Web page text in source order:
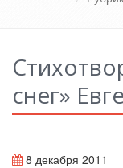
снег»
8 декабря 2011